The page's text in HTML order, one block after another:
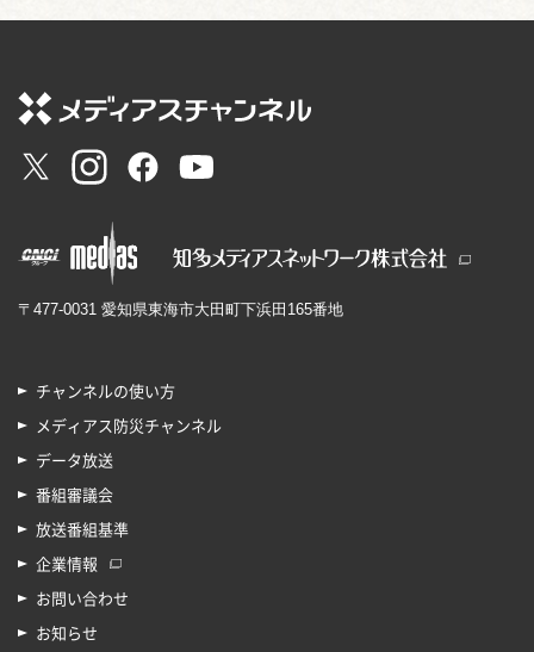
〒477-0031 愛知県東海市大田町下浜田165番地
チャンネルの使い方
メディアス防災チャンネル
データ放送
番組審議会
放送番組基準
企業情報
お問い合わせ
お知らせ